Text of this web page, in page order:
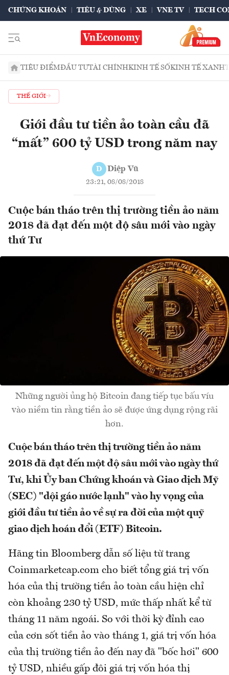
CHỨNG KHOÁN TIÊU & DÙNG XE VNE TV TECH
TIÊU ĐIỂMĐẦU TƯTÀI CHÍNHKINH TẾ SỐKINH TẾ XANH
THẾ GIỚI
Giới đầu tư tiền ảo toàn cầu đã
“mất” 600 tỷ USD trong năm nay
D Diệp Vũ
23:21, 08/08/2018
Cuộc bán tháo trên thị trường tiền ảo năm
2018 đã đạt đến một độ sâu mới vào ngày
thứ Tư
Những người ủng hộ Bitcoin đang tiếp tục bấu víu
vào niềm tin rằng tiền ảo sẽ được ứng dụng rộng rãi
hơn.
Cuộc bán tháo trên thị trường tiền ảo năm
2018 đã đạt đến một độ sâu mới vào ngày thứ
Tư, khi Ủy ban Chứng khoán và Giao dịch Mỹ
(SEC) "dội gáo nước lạnh" vào hy vọng của
giới đầu tư tiền ảo về sự ra đời của một quỹ
giao dịch hoán đổi (ETF) Bitcoin.
Hãng tin Bloomberg dẫn số liệu từ trang
Coinmarketcap.com cho biết tổng giá trị vốn
hóa của thị trường tiền ảo toàn cầu hiện chỉ
còn khoảng 230 tỷ USD, mức thấp nhất kể từ
tháng 11 năm ngoái. So với thời kỳ đỉnh cao
của cơn sốt tiền ảo vào tháng 1, giá trị vốn hóa
của thị trường tiền ảo đến nay đã "bốc hơi" 600
tỷ USD, nhiều gấp đôi giá trị vốn hóa thị